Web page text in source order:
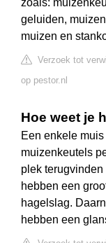
zoals:
geluiden,
muizen en
Verzoek tot
op pestor.nl
Hoe weet je
Een enkele
muizenkeutels
plek
hebben een
hagelslag.
hebben een